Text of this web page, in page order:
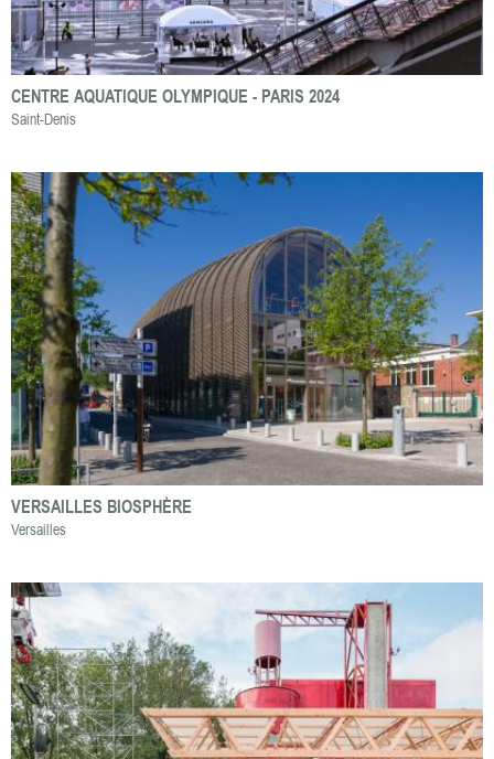
CENTRE AQUATIQUE OLYMPIQUE - PARIS 2024
Saint-Denis
VERSAILLES BIOSPHÈRE
Versailles